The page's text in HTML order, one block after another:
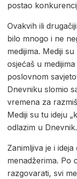
postao
Ovakvih ili
bilo mnogo i ne
medijima. Mediji
osjećaš u
poslovnom
Dnevniku slomio
vremena za
Mediji su tu ideju
odlazim u Dnevnik.
Zanimljiva je i
menadžerima. Po
razgovarati, svi